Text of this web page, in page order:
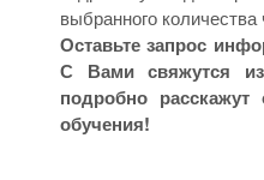
выбранного
Оставьте запрос
С Вами свяжутся
подробно
обучения!